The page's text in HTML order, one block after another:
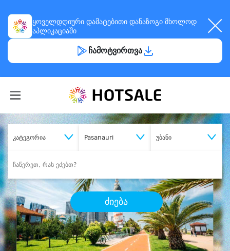
ყოველდღიური დამატებითი დანაზოგი მხოლოდ
აპლიკაციაში
ჩამოტვირთვა
კატეგორია Pasanauri უბანი
ძიება
შეიძინესასურველი მომსახურება
დიდი დანაზოგით